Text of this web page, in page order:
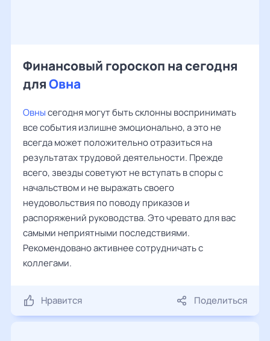
Финансовый гороскоп на сегодня
дляОвна
Овнысегодня могут быть склонны воспринимать
все события излишне эмоционально, а это не
всегда может положительно отразиться на
результатах трудовой деятельности. Прежде
всего, звезды советуют не вступать в споры с
начальством и не выражать своего
неудовольствия по поводу приказов и
распоряжений руководства. Это чревато для вас
самыми неприятными последствиями.
Рекомендовано активнее сотрудничать с
коллегами.
Нравится Поделиться